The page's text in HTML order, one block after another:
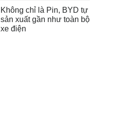
Không chỉ là Pin, BYD tự
sản xuất gần như toàn bộ
xe điện